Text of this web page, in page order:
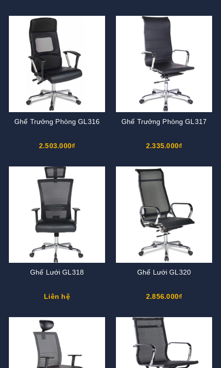
Ghế Trưởng Phòng GL316
2.503.000₫
Ghế Trưởng Phòng GL317
2.335.000₫
Ghế Lưới GL318
Liên hệ
Ghế Lưới GL320
2.856.000₫